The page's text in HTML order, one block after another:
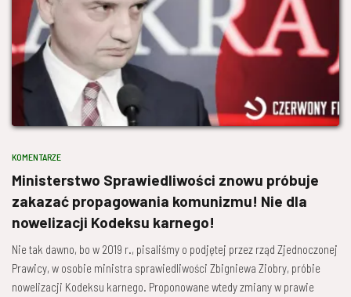
KOMENTARZE
Ministerstwo Sprawiedliwości znowu próbuje
zakazać propagowania komunizmu! Nie dla
nowelizacji Kodeksu karnego!
Nie tak dawno, bo w 2019 r., pisaliśmy o podjętej przez rząd Zjednoczonej
Prawicy, w osobie ministra sprawiedliwości Zbigniewa Ziobry, próbie
nowelizacji Kodeksu karnego. Proponowane wtedy zmiany w prawie